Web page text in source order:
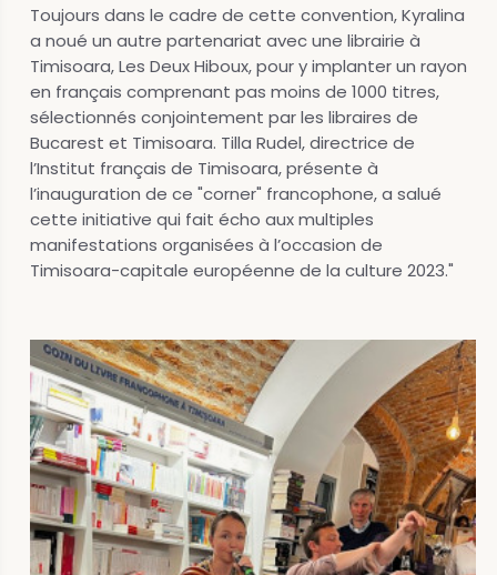
Toujours dans le cadre de cette convention, Kyralina
a noué un autre partenariat avec une librairie à
Timisoara, Les Deux Hiboux, pour y implanter un rayon
en français comprenant pas moins de 1000 titres,
sélectionnés conjointement par les libraires de
Bucarest et Timisoara. Tilla Rudel, directrice de
l’Institut français de Timisoara, présente à
l’inauguration de ce "corner" francophone, a salué
cette initiative qui fait écho aux multiples
manifestations organisées à l’occasion de
Timisoara-capitale européenne de la culture 2023."